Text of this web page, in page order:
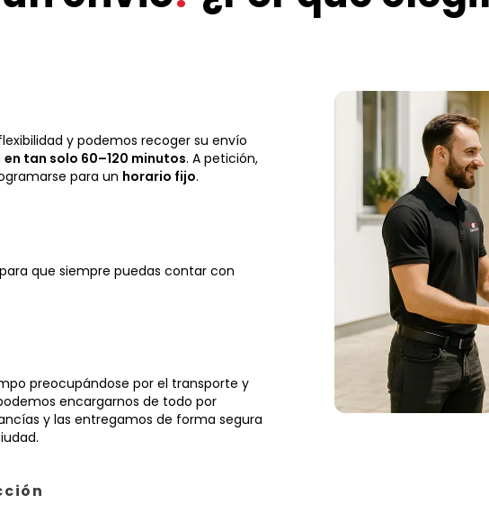
y podemos recoger su envío
en tan solo 60–120 minutos. A petición,
para un horario fijo.
para que siempre puedas contar con
preocupándose por el transporte y
encargarnos de todo por
y las entregamos de forma segura